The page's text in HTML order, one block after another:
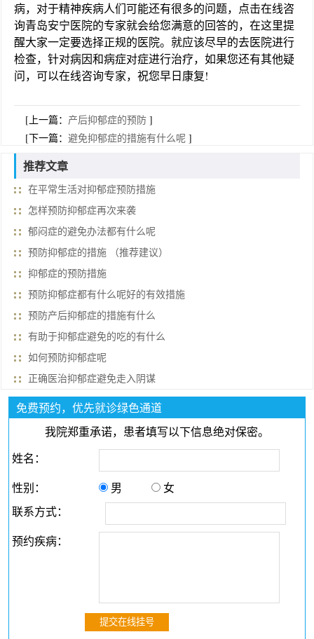
病，对于精神疾病人们可能还有很多的问题，点击在线咨
询青岛安宁医院的专家就会给您满意的回答的，在这里提
醒大家一定要选择正规的医院。就应该尽早的去医院进行
检查，针对病因和病症对症进行治疗，如果您还有其他疑
问，可以在线咨询专家，祝您早日康复!
[上一篇： 产后抑郁症的预防 ]
[下一篇：避免抑郁症的措施有什么呢 ]
推荐文章
在平常生活对抑郁症预防措施
怎样预防抑郁症再次来袭
郁闷症的避免办法都有什么呢
预防抑郁症的措施 （推荐建议）
抑郁症的预防措施
预防抑郁症都有什么呢好的有效措施
预防产后抑郁症的措施有什么
有助于抑郁症避免的吃的有什么
如何预防抑郁症呢
正确医治抑郁症避免走入阴谋
免费预约，优先就诊绿色通道
我院郑重承诺，患者填写以下信息绝对保密。
姓名：
性别：
男
女
联系方式：
预约疾病：